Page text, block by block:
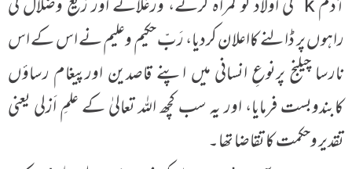
آدم k کی اولاد کو گمراہ کرنے، ورغلانے اور زیغ وضلال کی
راہوں پر ڈالنے کااعلان کردیا، رَبِّ حکیم وعلیم نے اس کے اس
نارسا چیلنج پرنوعِ انسانی میں اپنے قاصدین اورپیغام رساؤں
کابندوبست فرمایا، اور یہ سب کچھ اللہ تعالیٰ کے علمِ اَزلی یعنی
تقدیر وحکمت کا تقاضا تھا۔